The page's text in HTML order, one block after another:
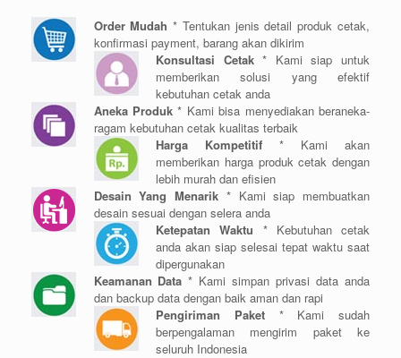
Order Mudah * Tentukan jenis detail produk cetak,
konfirmasi payment, barang akan dikirim
Konsultasi Cetak* Kami siap untuk
memberikan solusi yang efektif
kebutuhan cetak anda
Aneka Produk* Kami bisa menyediakan beraneka-
ragam kebutuhan cetak kualitas terbaik
Harga Kompetitif * Kami akan
memberikan harga produk cetak dengan
lebih murah dan efisien
Desain Yang Menarik * Kami siap membuatkan
desain sesuai dengan selera anda
Ketepatan Waktu * Kebutuhan cetak
anda akan siap selesai tepat waktu saat
dipergunakan
Keamanan Data * Kami simpan privasi data anda
dan backup data dengan baik aman dan rapi
Pengiriman Paket* Kami sudah
berpengalaman mengirim paket ke
seluruh Indonesia